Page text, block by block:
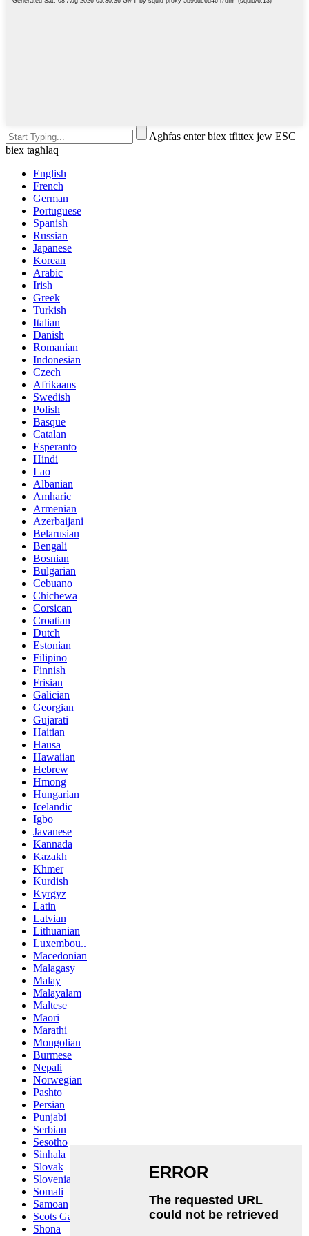
Agħfas enter biex tfittex jew ESC
biex tagħlaq
English
French
German
Portuguese
Spanish
Russian
Japanese
Korean
Arabic
Irish
Greek
Turkish
Italian
Danish
Romanian
Indonesian
Czech
Afrikaans
Swedish
Polish
Basque
Catalan
Esperanto
Hindi
Lao
Albanian
Amharic
Armenian
Azerbaijani
Belarusian
Bengali
Bosnian
Bulgarian
Cebuano
Chichewa
Corsican
Croatian
Dutch
Estonian
Filipino
Finnish
Frisian
Galician
Georgian
Gujarati
Haitian
Hausa
Hawaiian
Hebrew
Hmong
Hungarian
Icelandic
Igbo
Javanese
Kannada
Kazakh
Khmer
Kurdish
Kyrgyz
Latin
Latvian
Lithuanian
Luxembou..
Macedonian
Malagasy
Malay
Malayalam
Maltese
Maori
Marathi
Mongolian
Burmese
Nepali
Norwegian
Pashto
Persian
Punjabi
Serbian
Sesotho
Sinhala
Slovak
Slovenian
Somali
Samoan
Scots Gaelic
Shona